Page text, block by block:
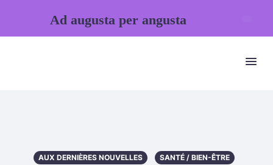
AUX DERNIÈRES NOUVELLES SANTÉ / BIEN-ÊTRE
Ad augusta per angusta